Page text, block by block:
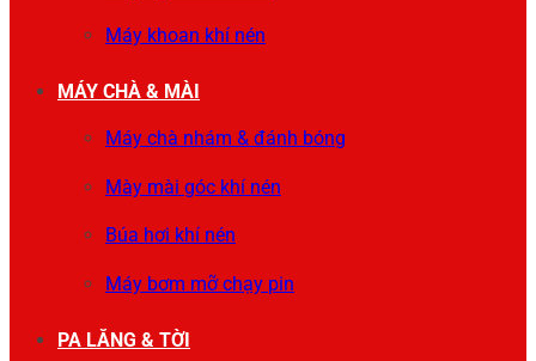
Máy khoan khí nén
MÁY CHÀ & MÀI
Máy chà nhám & đánh bóng
Mày mài góc khí nén
Búa hơi khí nén
Máy bơm mỡ chạy pin
PA LĂNG & TỜI